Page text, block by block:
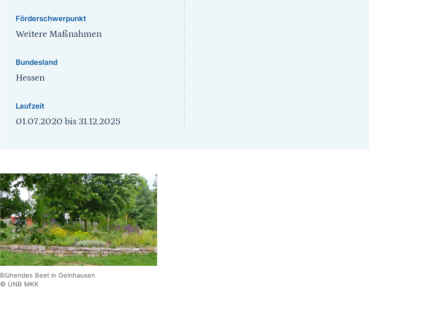
Förderschwerpunkt
Weitere Maßnahmen
Bundesland
Hessen
Laufzeit
01.07.2020 bis 31.12.2025
Blühendes Beet in Gelnhausen
© UNB MKK